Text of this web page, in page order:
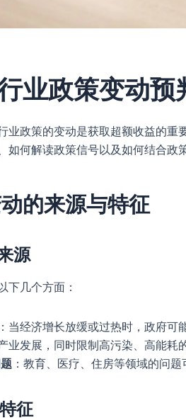
业政策变动预
业政策的变动是获取超额收益的
如何解读政策信号以及如何结合政
的来源与特征
源
下几个方面：
当经济增长放缓或过热时，政府可
业发展，同时限制高污染、高能耗
：教育、医疗、住房等领域的问
征